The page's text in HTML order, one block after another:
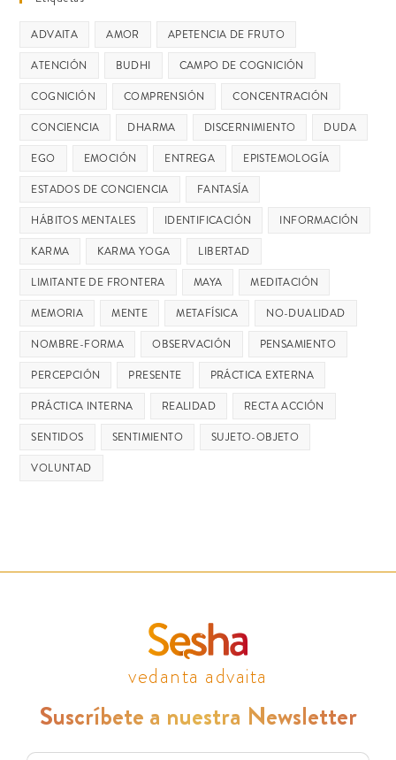
ADVAITA AMOR
APETENCIA DE FRUTO
ATENCIÓN
BUDHI
CAMPO DE COGNICIÓN
COGNICIÓN
COMPRENSIÓN
CONCENTRACIÓN
CONCIENCIA
DHARMA DISCERNIMIENTO
DUDA
EGO
EMOCIÓN ENTREGA
EPISTEMOLOGÍA
ESTADOS DE CONCIENCIA
FANTASÍA
HÁBITOS MENTALES
IDENTIFICACIÓN
INFORMACIÓN
KARMA
KARMA YOGA
LIBERTAD
LIMITANTE DE FRONTERA
MAYA
MEDITACIÓN
MEMORIA
MENTE METAFÍSICA
NO-DUALIDAD
NOMBRE-FORMA
OBSERVACIÓN
PENSAMIENTO
PERCEPCIÓN
PRESENTE
PRÁCTICA EXTERNA
PRÁCTICA INTERNA
REALIDAD
RECTA ACCIÓN
SENTIDOS
SENTIMIENTO
SUJETO-OBJETO
VOLUNTAD
vedanta advaita
Suscríbete a nuestra Newsletter